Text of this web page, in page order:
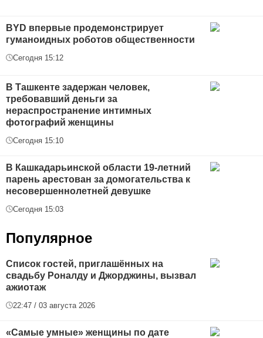
BYD впервые продемонстрирует
гуманоидных роботов общественности
Сегодня 15:12
В Ташкенте задержан человек,
требовавший деньги за
нераспространение интимных
фотографий женщины
Сегодня 15:10
В Кашкадарьинской области 19-летний
парень арестован за домогательства к
несовершеннолетней девушке
Сегодня 15:03
Популярное
Список гостей, приглашённых на
свадьбу Роналду и Джорджины, вызвал
ажиотаж
22:47 / 03 августа 2026
«Самые умные» женщины по дате